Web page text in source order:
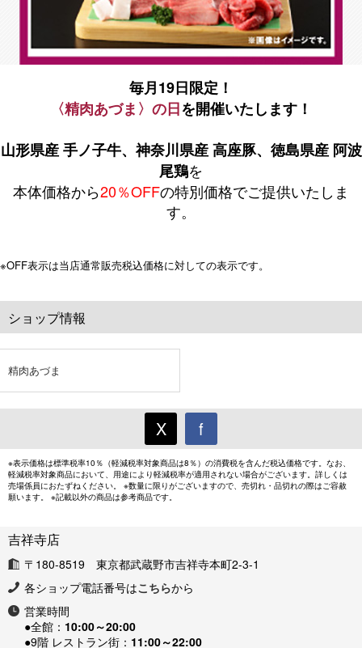
毎月19日限定！
〈精肉あづま〉の日を開催いたします！
山形県産 手ノ子牛、神奈川県産 高座豚、徳島県産 阿波
尾鶏を
本体価格から20％OFFの特別価格でご提供いたしま
す。
※OFF表示は当店通常販売税込価格に対しての表示です。
ショップ情報
精肉あづま
X f
※表示価格は標準税率10％（軽減税率対象商品は8％）の消費税を含んだ税込価格です。なお、
軽減税率対象商品において、用途により軽減税率が適用されない場合がございます。詳しくは
売場係員におたずねください。 ※数量に限りがございますので、売切れ・品切れの際はご容赦
願います。 ※記載以外の商品は参考商品です。
吉祥寺店
〒180-8519 東京都武蔵野市吉祥寺本町2-3-1
各ショップ電話番号はこちらから
営業時間
●全館： 10:00～20:00
●9階 レストラン街： 11:00～22:00